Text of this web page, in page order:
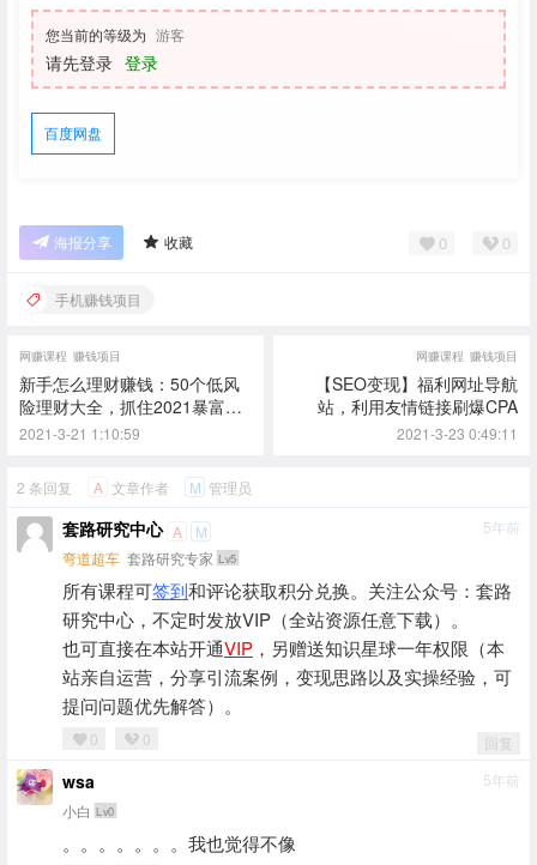
您当前的等级为 游客
请先登录 登录
百度网盘
海报分享 收藏 0 0
手机赚钱项目
网赚课程 赚钱项目
新手怎么理财赚钱：50个低风
险理财大全，抓住2021暴富机
遇，理出一套学区房！
2021-3-21 1:10:59
网赚课程 赚钱项目
【SEO变现】福利网址导航
站，利用友情链接刷爆CPA
2021-3-23 0:49:11
2 条回复 A 文章作者 M 管理员
套路研究中心 A
M
弯道超车 套路研究专家 Lv5
5年前
所有课程可签到和评论获取积分兑换。关注公众号：套路
研究中心，不定时发放VIP（全站资源任意下载）。
也可直接在本站开通VIP ，另赠送知识星球一年权限（本
站亲自运营，分享引流案例，变现思路以及实操经验，可
提问问题优先解答）。
0 0 回复
wsa
小白 Lv0
5年前
。。。。。。。我也觉得不像